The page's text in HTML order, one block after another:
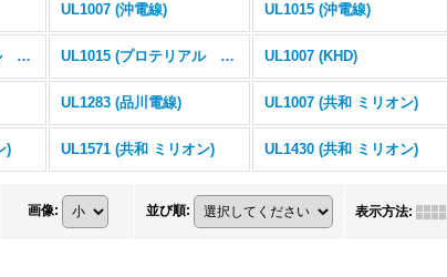
UL1007 (沖電線) UL1015 (沖電線)
UL1007 (プロテリアル 旧 日立金属) UL1015 (プロテリアル 旧 日立金属) UL1007 (KHD)
UL1283 (品川電線) UL1007 (共和 ミリオン)
) UL1571 (共和 ミリオン) UL1430 (共和 ミリオン)
画像: 並び順: 表示方法: